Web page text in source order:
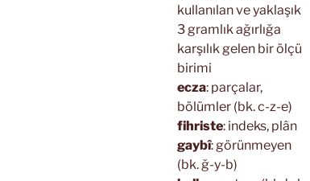
kullanılan ve yaklaşık
3 gramlık ağırlığa
karşılık gelen bir ölçü
birimi
ecza: parçalar,
bölümler (bk. c-z-e)
fihriste: indeks, plân
gaybî: görünmeyen
(bk. ğ-y-b)